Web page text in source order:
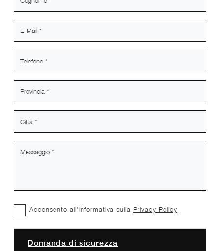
Acconsento all'informativa sulla Privacy Policy
Domanda di sicurezza